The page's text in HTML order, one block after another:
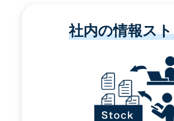
社内の情報ス